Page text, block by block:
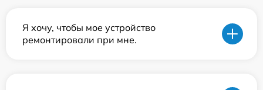
Я хочу, чтобы мое устройство
ремонтировали при мне.